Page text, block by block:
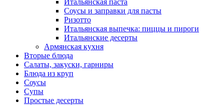
Соусы и заправки для пасты
Ризотто
Итальянская выпечка: пиццы и пироги
Итальянские десерты
Армянская кухня
Вторые блюда
Салаты, закуски, гарниры
Блюда из круп
Соусы
Супы
Простые десерты